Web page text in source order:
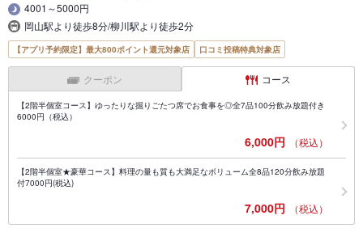
4001～5000円
岡山駅より徒歩8分/柳川駅より徒歩2分
【アプリ予約限定】最大800ポイント還元対象店 口コミ投稿特典対象店
クーポン コース
【2階半個室コース】ゆったりな掘りごたつ席でお食事を◎全7品100分飲み放題付き
6000円（税込）
6,000円 （税込）
【2階半個室★豪華コース】料理の量も質も大満足なボリューム全8品120分飲み放題
付7000円(税込)
7,000円 （税込）